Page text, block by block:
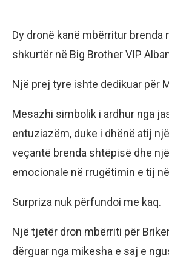
Dy dronë kanë mbërritur brenda
shkurtër në Big Brother VIP
Një prej tyre ishte dedikuar për
Mesazhi simbolik i ardhur nga
entuziazëm, duke i dhënë atij
veçantë brenda shtëpisë dhe
emocionale në rrugëtimin e tij
Surpriza nuk përfundoi me kaq.
Një tjetër dron mbërriti për
dërguar nga mikesha e saj e